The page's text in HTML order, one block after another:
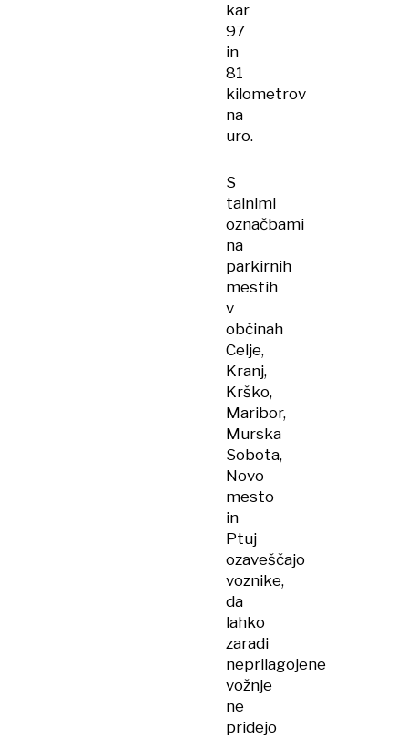
kar
97
in
81
kilometrov
na
uro.
S
talnimi
označbami
na
parkirnih
mestih
v
občinah
Celje,
Kranj,
Krško,
Maribor,
Murska
Sobota,
Novo
mesto
in
Ptuj
ozaveščajo
voznike,
da
lahko
zaradi
neprilagojene
vožnje
ne
pridejo